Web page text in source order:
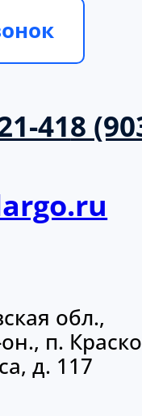
418
обл.,
п.
д. 117